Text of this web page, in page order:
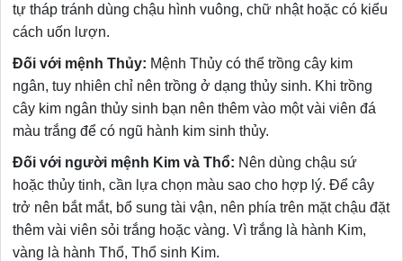
tự tháp tránh dùng chậu hình vuông, chữ nhật hoặc có kiểu
cách uốn lượn.
Đối với mệnh Thủy: Mệnh Thủy có thể trồng cây kim
ngân, tuy nhiên chỉ nên trồng ở dạng thủy sinh. Khi trồng
cây kim ngân thủy sinh bạn nên thêm vào một vài viên đá
màu trắng để có ngũ hành kim sinh thủy.
Đối với người mệnh Kim và Thổ: Nên dùng chậu sứ
hoặc thủy tinh, cần lựa chọn màu sao cho hợp lý. Để cây
trở nên bắt mắt, bổ sung tài vận, nên phía trên mặt chậu đặt
thêm vài viên sỏi trắng hoặc vàng. Vì trắng là hành Kim,
vàng là hành Thổ, Thổ sinh Kim.